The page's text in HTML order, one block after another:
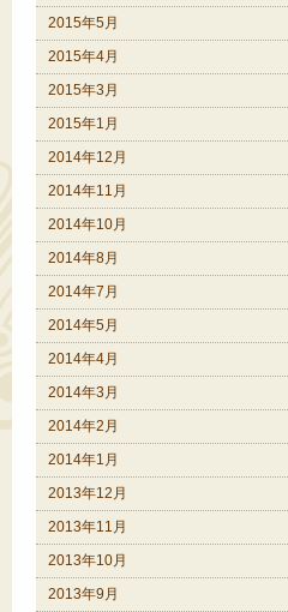
2015年5月
2015年4月
2015年3月
2015年1月
2014年12月
2014年11月
2014年10月
2014年8月
2014年7月
2014年5月
2014年4月
2014年3月
2014年2月
2014年1月
2013年12月
2013年11月
2013年10月
2013年9月